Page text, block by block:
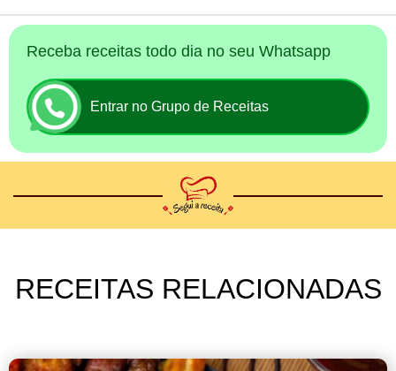
Receba receitas todo dia no seu Whatsapp
Entrar no Grupo de Receitas
RECEITAS RELACIONADAS